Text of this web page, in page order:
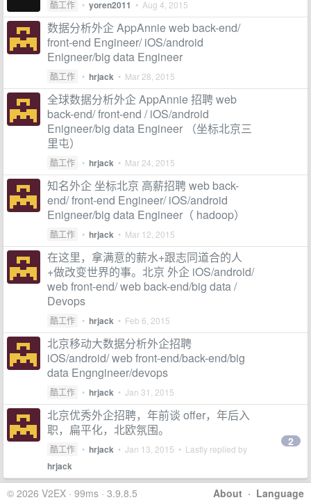
酷工作 • yoren2011 • Aug 4, 2015
数据分析外企 AppAnnie web back-end/
front-end Engineer/ iOS/android
Enigneer/big data Engineer
酷工作 • hrjack • Mar 28, 2015
全球数据分析外企 AppAnnie 招聘 web
back-end/ front-end / iOS/android
Enigneer/big data Engineer （坐标北京三
里屯）
酷工作 • hrjack • Mar 24, 2015
知名外企 坐标北京 高薪招聘 web back-
end/ front-end Engineer/ iOS/android
Enigneer/big data Engineer（ hadoop）
酷工作 • hrjack • Mar 12, 2015
在这里，拿满意的薪水+跟志同道合的人
+做改变世界的事。北京 外企 iOS/android/
web front-end/ web back-end/big data /
Devops
酷工作 • hrjack • Feb 6, 2015
北京移动大数据分析外企招聘
iOS/android/ web front-end/back-end/big
data Engngineer/devops
酷工作 • hrjack • Jan 31, 2015
北京优秀外企招聘，年前谈 offer，年后入
职，扁平化，北欧氛围。
酷工作 • hrjack • Jan 13, 2015 • Lastly replied by
hrjack
2
About · Language
© 2026 V2EX · 99ms · 3.9.8.5